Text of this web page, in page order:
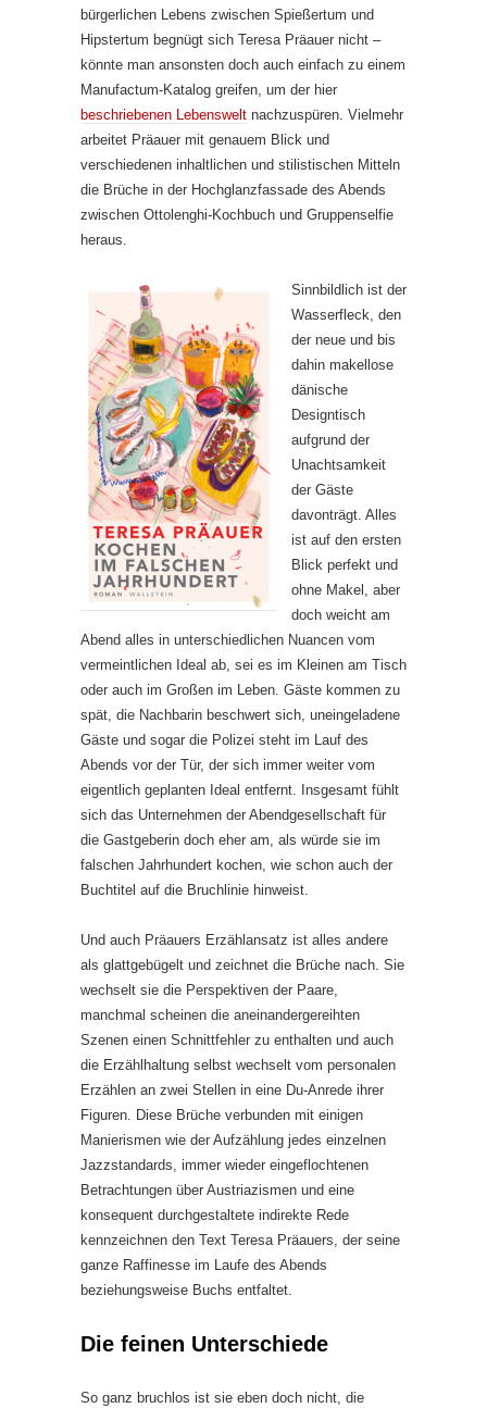
bürgerlichen Lebens zwischen Spießertum und
Hipstertum begnügt sich Teresa Präauer nicht –
könnte man ansonsten doch auch einfach zu einem
Manufactum-Katalog greifen, um der hier
beschriebenen Lebenswelt nachzuspüren. Vielmehr
arbeitet Präauer mit genauem Blick und
verschiedenen inhaltlichen und stilistischen Mitteln
die Brüche in der Hochglanzfassade des Abends
zwischen Ottolenghi-Kochbuch und Gruppenselfie
heraus.
Sinnbildlich ist der
Wasserfleck, den
der neue und bis
dahin makellose
dänische
Designtisch
aufgrund der
Unachtsamkeit
der Gäste
davonträgt. Alles
ist auf den ersten
Blick perfekt und
ohne Makel, aber
doch weicht am
Abend alles in unterschiedlichen Nuancen vom
vermeintlichen Ideal ab, sei es im Kleinen am Tisch
oder auch im Großen im Leben. Gäste kommen zu
spät, die Nachbarin beschwert sich, uneingeladene
Gäste und sogar die Polizei steht im Lauf des
Abends vor der Tür, der sich immer weiter vom
eigentlich geplanten Ideal entfernt. Insgesamt fühlt
sich das Unternehmen der Abendgesellschaft für
die Gastgeberin doch eher am, als würde sie im
falschen Jahrhundert kochen, wie schon auch der
Buchtitel auf die Bruchlinie hinweist.
Und auch Präauers Erzählansatz ist alles andere
als glattgebügelt und zeichnet die Brüche nach. Sie
wechselt sie die Perspektiven der Paare,
manchmal scheinen die aneinandergereihten
Szenen einen Schnittfehler zu enthalten und auch
die Erzählhaltung selbst wechselt vom personalen
Erzählen an zwei Stellen in eine Du-Anrede ihrer
Figuren. Diese Brüche verbunden mit einigen
Manierismen wie der Aufzählung jedes einzelnen
Jazzstandards, immer wieder eingeflochtenen
Betrachtungen über Austriazismen und eine
konsequent durchgestaltete indirekte Rede
kennzeichnen den Text Teresa Präauers, der seine
ganze Raffinesse im Laufe des Abends
beziehungsweise Buchs entfaltet.
Die feinen Unterschiede
So ganz bruchlos ist sie eben doch nicht, die